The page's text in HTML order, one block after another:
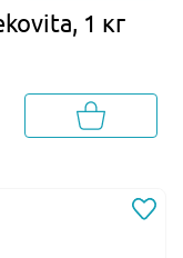
1 кг